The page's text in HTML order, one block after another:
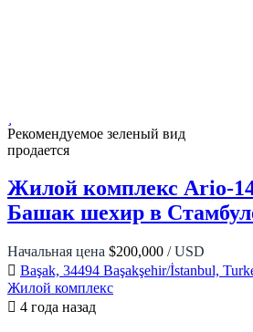
Рекомендуемое зеленый вид
продается
Жилой комплекс Ario-
Башак шехир в
Начальная цена $200,000 / USD
Başak, 34494 Başakşehir/İstanbul,
Жилой комплекс
4 года назад